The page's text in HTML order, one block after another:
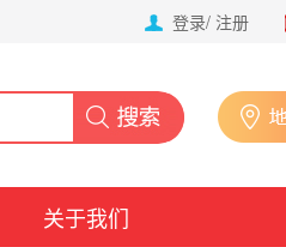
登录/ 注册
关于我们